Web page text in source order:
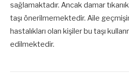
sağlamaktadır. Ancak damar
taşı önerilmemektedir. Aile
hastalıkları olan kişiler bu taşı
edilmektedir.